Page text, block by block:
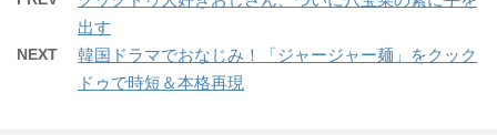
出す
NEXT
韓国ドラマでおなじみ！「ジャージャー麺」をクック
ドゥで時短＆本格再現